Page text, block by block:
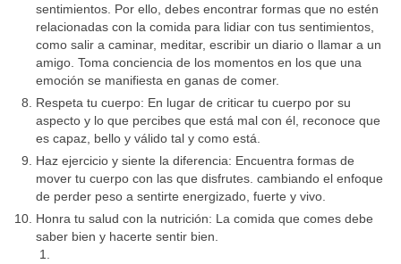
sentimientos. Por ello, debes encontrar formas que no estén
relacionadas con la comida para lidiar con tus sentimientos,
como salir a caminar, meditar, escribir un diario o llamar a un
amigo. Toma conciencia de los momentos en los que una
emoción se manifiesta en ganas de comer.
Respeta tu cuerpo: En lugar de criticar tu cuerpo por su
aspecto y lo que percibes que está mal con él, reconoce que
es capaz, bello y válido tal y como está.
Haz ejercicio y siente la diferencia: Encuentra formas de
mover tu cuerpo con las que disfrutes. cambiando el enfoque
de perder peso a sentirte energizado, fuerte y vivo.
Honra tu salud con la nutrición: La comida que comes debe
saber bien y hacerte sentir bien.